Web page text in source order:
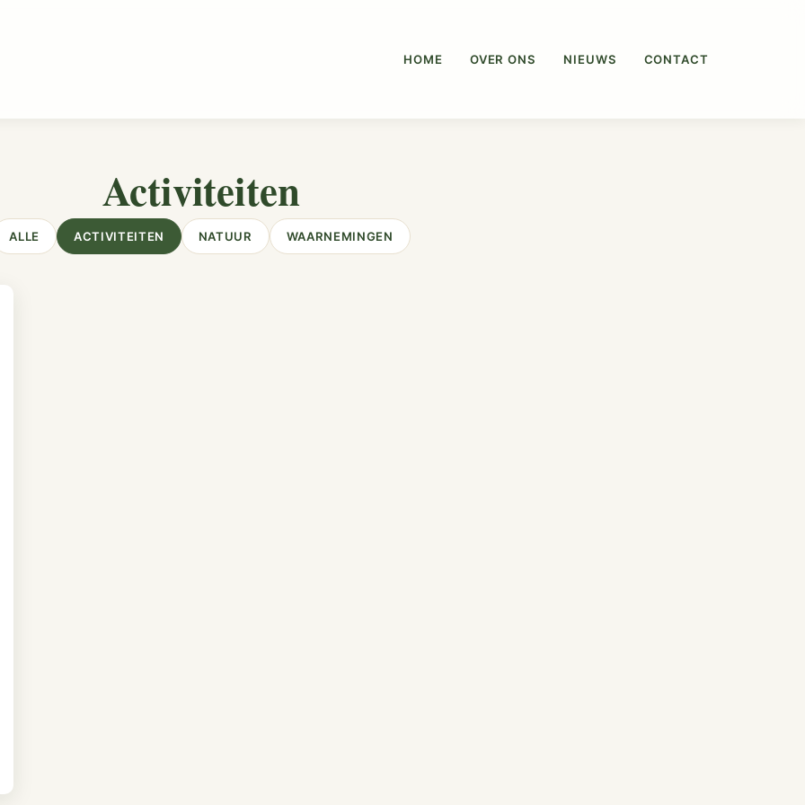
HOME OVER ONS NIEUWS CONTACT
Activiteiten
ALLE ACTIVITEITEN NATUUR WAARNEMINGEN